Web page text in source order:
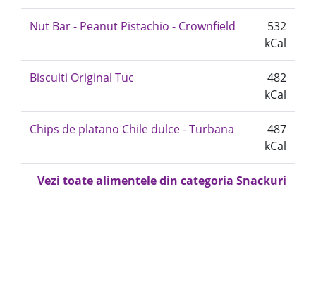
Nut Bar - Peanut Pistachio - Crownfield
532
kCal
Biscuiti Original Tuc
482
kCal
Chips de platano Chile dulce - Turbana
487
kCal
Vezi toate alimentele din categoria Snackuri